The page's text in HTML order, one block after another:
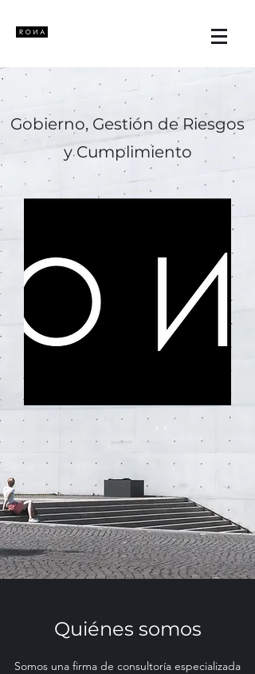
Gobierno, Gestión de Riesgos
y Cumplimiento
Quiénes somos
Somos una firma de consultoría especializada